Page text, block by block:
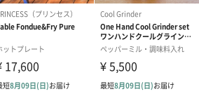
コットン巾着 【誕生
日】（スモーキーピン
コットン巾着
とう】 M（